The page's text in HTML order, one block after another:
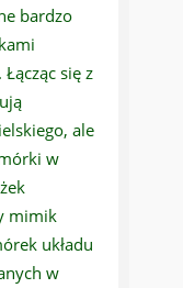
bardzo
się z
ale
w
mimik
układu
w